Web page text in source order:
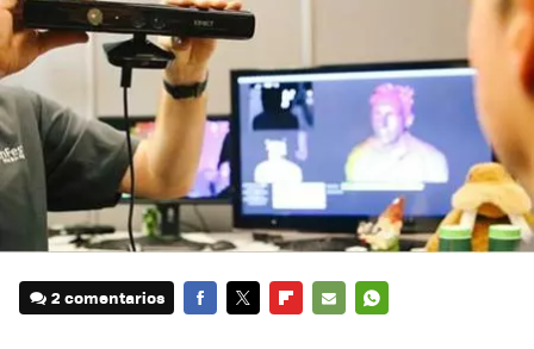
2 comentarios